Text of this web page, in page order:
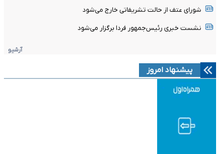
شورای عتف از حالت تشریفاتی خارج می‌شود
نشست خبری رئیس‌جمهور فردا برگزار می‌شود
آرشیو
پیشنهاد امروز